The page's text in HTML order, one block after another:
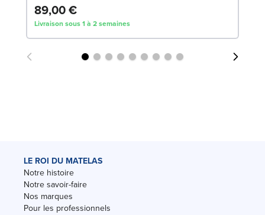
89,00 €
Livraison sous 1 à 2 semaines
LE ROI DU MATELAS
Notre histoire
Notre savoir-faire
Nos marques
Pour les professionnels